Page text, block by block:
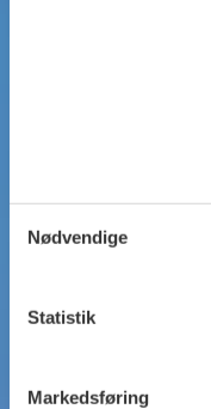
Nødvendige
Statistik
Markedsføring